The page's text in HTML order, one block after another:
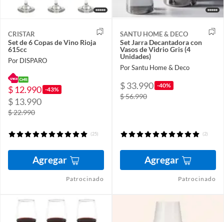
CRISTAR
Set de 6 Copas de Vino Rioja
615cc
Por DISPARO
$ 12.990 -43%
$ 13.990
$ 22.990
(25)
Agregar
Patrocinado
SANTU HOME & DECO
Set Jarra Decantadora con
Vasos de Vidrio Gris (4
Unidades)
Por Santu Home & Deco
$ 33.990 -40%
$ 56.990
(2)
Agregar
Patrocinado